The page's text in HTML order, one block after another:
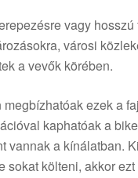
vagy
városi
a vevők körében.
megbízhatóak ezek a
kaphatóak a
vannak a kínálatban.
sokat költeni, akkor